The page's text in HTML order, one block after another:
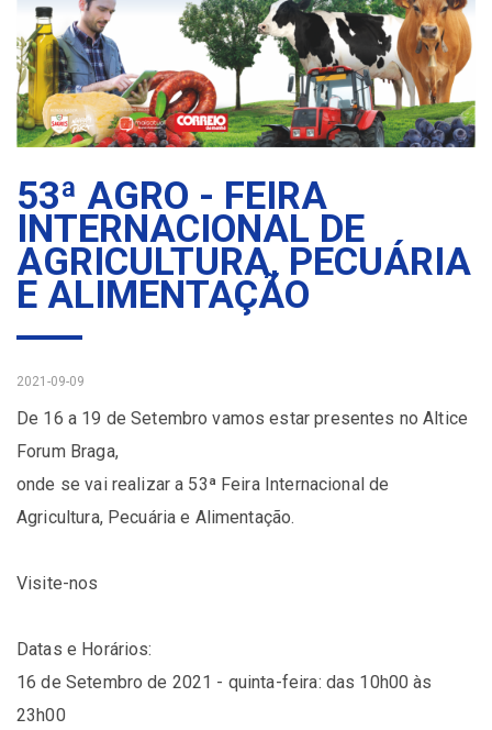
53ª AGRO - FEIRA
INTERNACIONAL DE
AGRICULTURA, PECUÁRIA
E ALIMENTAÇÃO
2021-09-09
De 16 a 19 de Setembro vamos estar presentes no Altice
Forum Braga,
onde se vai realizar a 53ª Feira Internacional de
Agricultura, Pecuária e Alimentação.
Visite-nos
Datas e Horários:
16 de Setembro de 2021 - quinta-feira: das 10h00 às
23h00